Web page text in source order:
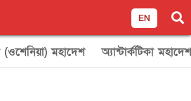
EN
(ওশেনিয়া) মহাদেশ অ্যান্টার্কটিকা মহাদেশ